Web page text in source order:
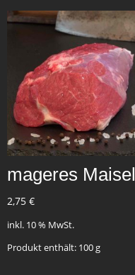
mageres Maisel
2,75 €
inkl. 10 % MwSt.
Produkt enthält: 100g